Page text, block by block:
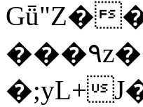
Gǖ"Z�
���٩z���< VT%� �}z�XEu�<ं�Q!
�;yL+